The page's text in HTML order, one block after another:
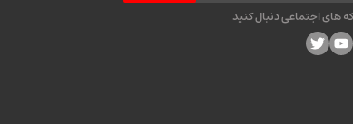
های اجتماعی دنبال کنید